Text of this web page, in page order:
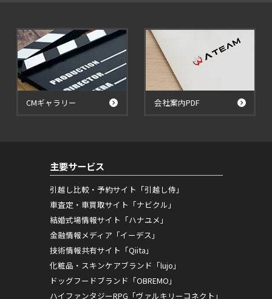
CMギャラリー 会社案内PDF
主要サービス
引越し比較・予約サイト「引越し侍」
車査定・車買取サイト「ナビクル」
結婚式場情報サイト「ハナユメ」
金融情報メディア「イーデス」
技術情報共有サイト「Qiita」
化粧品・スキンケアブランド「lujo」
ドッグフードブランド「OBREMO」
ハイファンタジーRPG「ヴァルキリーコネクト」